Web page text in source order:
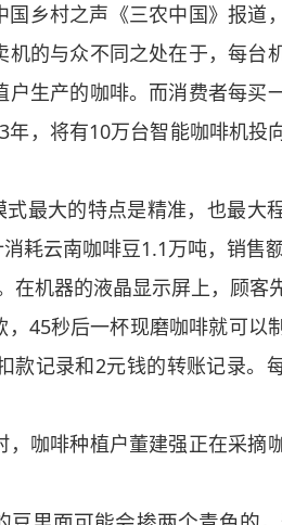
乡村之声《三农中国》报道
的与众不同之处在于，每台
生产的咖啡。而消费者每买
，将有10万台智能咖啡机投
最大的特点是精准，也最大
耗云南咖啡豆1.1万吨，销售
机器的液晶显示屏上，顾客先
45秒后一杯现磨咖啡就可以
款记录和2元钱的转账记录。
咖啡种植户董建强正在采摘